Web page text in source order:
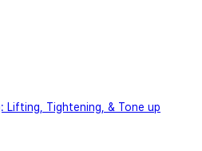
Lifting, Tightening, & Tone up